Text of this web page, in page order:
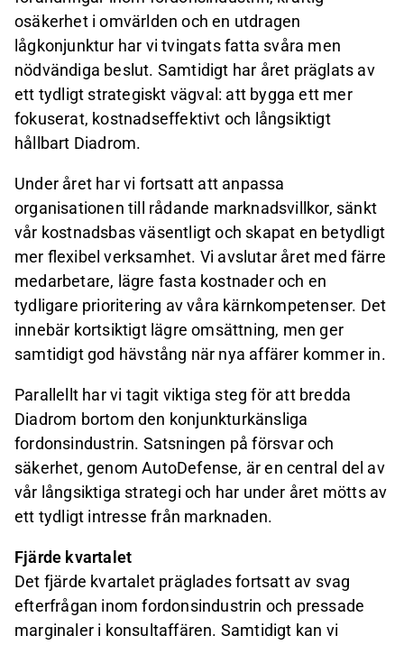
osäkerhet i omvärlden och en utdragen
lågkonjunktur har vi tvingats fatta svåra men
nödvändiga beslut. Samtidigt har året präglats av
ett tydligt strategiskt vägval: att bygga ett mer
fokuserat, kostnadseffektivt och långsiktigt
hållbart Diadrom.
Under året har vi fortsatt att anpassa
organisationen till rådande marknadsvillkor, sänkt
vår kostnadsbas väsentligt och skapat en betydligt
mer flexibel verksamhet. Vi avslutar året med färre
medarbetare, lägre fasta kostnader och en
tydligare prioritering av våra kärnkompetenser. Det
innebär kortsiktigt lägre omsättning, men ger
samtidigt god hävstång när nya affärer kommer in.
Parallellt har vi tagit viktiga steg för att bredda
Diadrom bortom den konjunkturkänsliga
fordonsindustrin. Satsningen på försvar och
säkerhet, genom AutoDefense, är en central del av
vår långsiktiga strategi och har under året mötts av
ett tydligt intresse från marknaden.
Fjärde kvartalet
Det fjärde kvartalet präglades fortsatt av svag
efterfrågan inom fordonsindustrin och pressade
marginaler i konsultaffären. Samtidigt kan vi